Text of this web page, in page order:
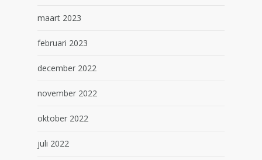
maart 2023
februari 2023
december 2022
november 2022
oktober 2022
juli 2022